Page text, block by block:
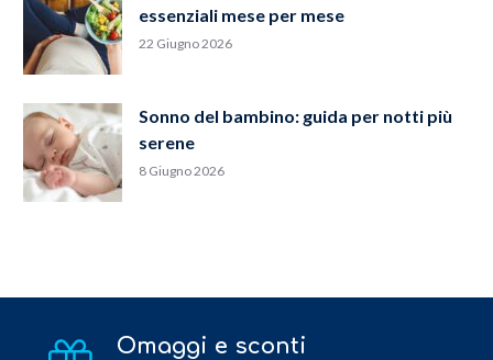
essenziali mese per mese
22 Giugno 2026
Sonno del bambino: guida per notti più
serene
8 Giugno 2026
Omaggi e sconti